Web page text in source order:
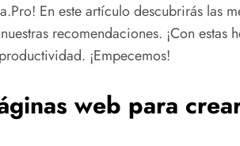
En este artículo descubrirás
recomendaciones. ¡Con estas
¡Empecemos!
web para